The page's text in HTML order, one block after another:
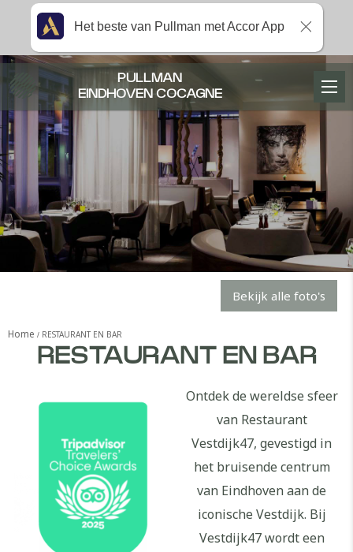
Bekijk alle foto's
Home RESTAURANT EN BAR
RESTAURANT EN BAR
Ontdek de wereldse sfeer
van Restaurant
Vestdijk47, gevestigd in
het bruisende centrum
van Eindhoven aan de
iconische Vestdijk. Bij
Vestdijk47 wordt een
PULLMAN
EINDHOVEN COCAGNE
Het beste van Pullman met Accor App